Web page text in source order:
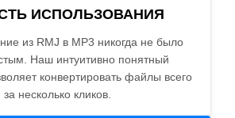
ИСПОЛЬЗОВАНИЯ
из RMJ в MP3 никогда не было
Наш интуитивно понятный
конвертировать файлы всего
за несколько кликов.